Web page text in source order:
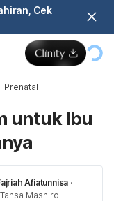
Cek
Prenatal
untuk Ibu
Afiatunnisa ·
Mashiro